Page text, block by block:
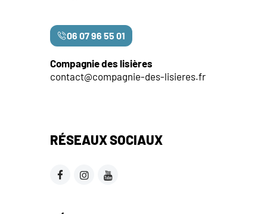
06 07 96 55 01
Compagnie des lisières
contact@compagnie-des-lisieres.fr
RÉSEAUX SOCIAUX